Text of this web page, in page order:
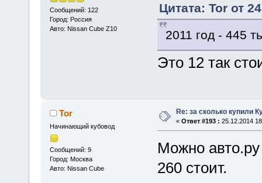
Сообщений: 122
Город: Россия
Авто: Nissan Cube Z10
Цитата: Tor от
2011 год - 445
Это 12 так
Tor
Начинающий кубовод
Сообщений: 9
Город: Москва
Авто: Nissan Cube
Re: за сколько купили
« Ответ #193 : 25.12.2014
Можно
260 стоит.